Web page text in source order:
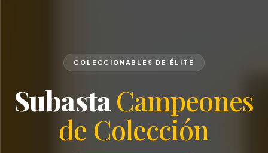
COLECCIONABLES DE ÉLITE
SubastaCampeones
de Colección